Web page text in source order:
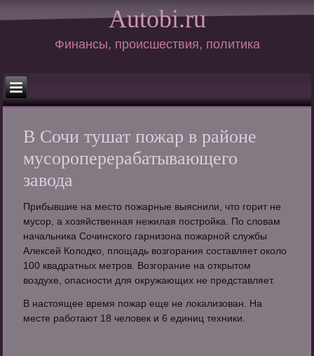
Autobi.ru
Финансы, происшествия, политика
В Сочи тушат пожар в районе
мусороперерабатывающего
завода
Прибывшие на место пожарные выяснили, что горит не
мусор, а хозяйственная нежилая постройка. По словам
начальника Сочинского гарнизона пожарной службы
Алексей Колодко, площадь возгорания составляет около
100 квадратных метров. Возгорание на открытом
воздухе, опасности для окружающих не представляет.
В настоящее время пожар еще не локализован. На
месте работают 18 человек и 6 единиц техники.